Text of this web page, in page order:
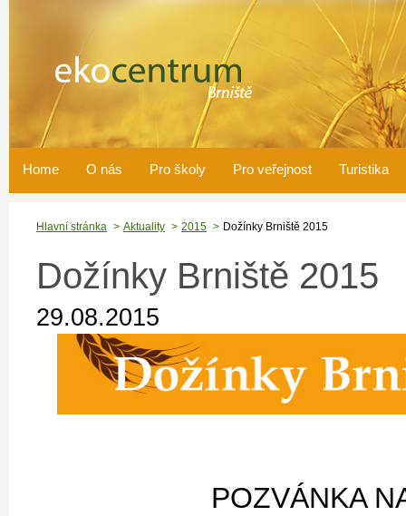
Home O nás Pro školy Pro veřejnost Turistika
Hlavní stránka Aktuality 2015 Dožínky Brniště 2015
Dožínky Brniště 2015
29.08.2015
POZVÁNKA